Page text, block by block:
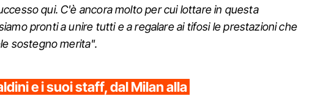
qui. C'è ancora molto per cui lottare in questa
pronti a unire tutti e a regalare ai tifosi le prestazioni che
sostegno merita".
e i suoi staff, dal Milan alla